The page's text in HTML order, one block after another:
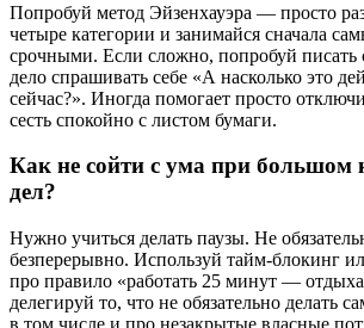
Попробуй метод Эйзенхауэра — просто
четыре категории и занимайся сначала
срочными. Если сложно, попробуй писать
дело спрашивать себе «А насколько это
сейчас?». Иногда помогает просто
сесть спокойно с листом бумаги.
Как не сойти с ума при большом
дел?
Нужно учиться делать паузы. Не
безперерывно. Используй тайм-блокинг
про правило «работать 25 минут —
делегируй то, что не обязательно делать